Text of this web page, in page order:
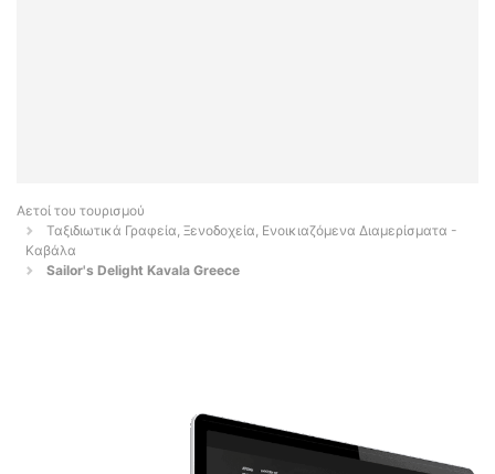
Αετοί του τουρισμού
Ταξιδιωτικά Γραφεία, Ξενοδοχεία, Ενοικιαζόμενα Διαμερίσματα -
Καβάλα
Sailor's Delight Kavala Greece